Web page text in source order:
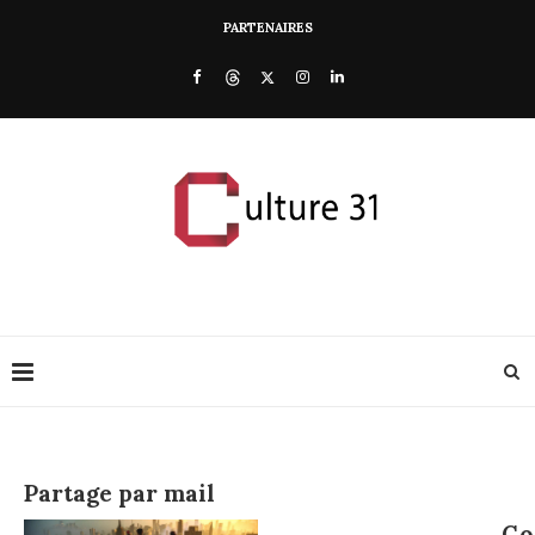
PARTENAIRES
Partage par mail